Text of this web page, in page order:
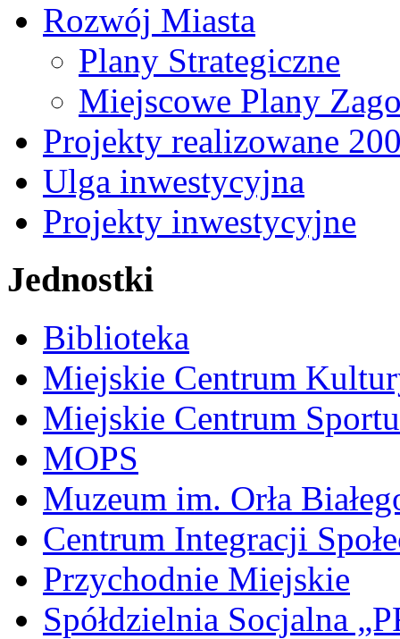
Rozwój Miasta
Plany Strategiczne
Miejscowe Plany
Projekty realizowane
Ulga inwestycyjna
Projekty inwestycyjne
Jednostki
Biblioteka
Miejskie Centrum
Miejskie Centrum
MOPS
Muzeum im. Orła
Centrum Integracji
Przychodnie Miejskie
Spółdzielnia Socjalna